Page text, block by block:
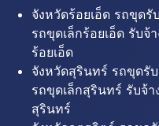
จังหวัดร้อยเอ็ด รถขุดรั
รถขุดเล็กร้อยเอ็ด รับจ้
ร้อยเอ็ด
จังหวัดสุรินทร์ รถขุดรั
รถขุดเล็กสุรินทร์ รับจ้
สุรินทร์